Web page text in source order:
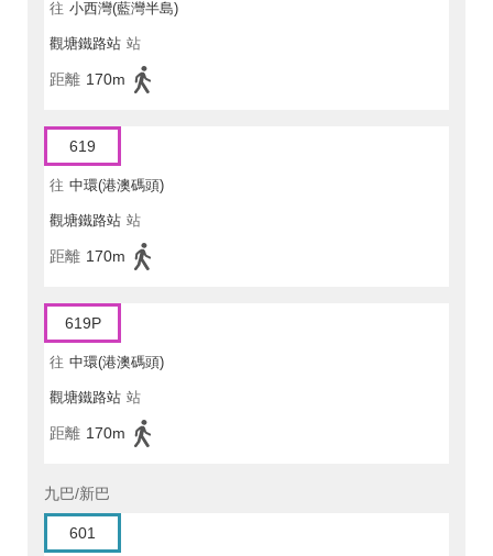
往 小西灣(藍灣半島)
觀塘鐵路站 站
距離 170m
619
往 中環(港澳碼頭)
觀塘鐵路站 站
距離 170m
619P
往 中環(港澳碼頭)
觀塘鐵路站 站
距離 170m
九巴/新巴
601